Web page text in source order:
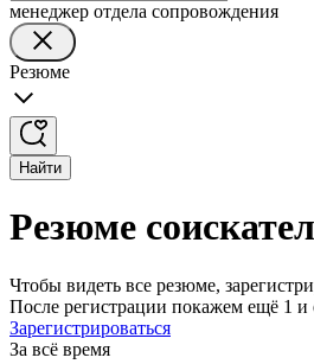
менеджер отдела сопровождения
Резюме
Найти
Резюме
Чтобы видеть все резюме,
После регистрации покажем ещё 1 и
Зарегистрироваться
За всё время